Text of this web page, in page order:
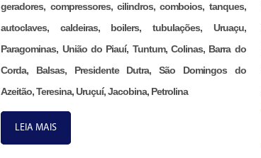
geradores, compressores, cilindros, comboios, tanques,
autoclaves, caldeiras, boilers, tubulações, Uruaçu,
Paragominas, União do Piauí, Tuntum, Colinas, Barra do
Corda, Balsas, Presidente Dutra, São Domingos do
Azeitão, Teresina, Uruçuí, Jacobina, Petrolina
LEIA MAIS